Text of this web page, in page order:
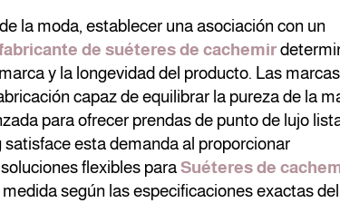
la moda, establecer una asociación con un
de suéteres de cachemir
y la longevidad del producto. Las
capaz de equilibrar la pureza de la
para ofrecer prendas de punto de lujo
esta demanda al proporcionar
flexibles paraSuéteres de
según las especificaciones exactas del